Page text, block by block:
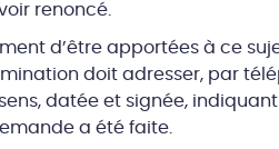
renoncé.
d’être apportées à ce
doit adresser, par
datée et signée,
a été faite.